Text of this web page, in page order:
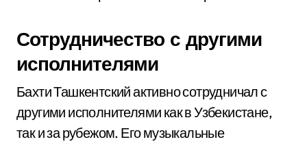
Сотрудничество с другими
исполнителями
Бахти Ташкентский активно сотрудничал с
другими исполнителями как в Узбекистане,
так и за рубежом. Его музыкальные